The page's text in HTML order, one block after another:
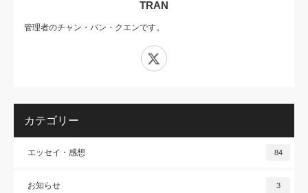
TRAN
管理者のチャン・バン・クエンです。
カテゴリー
エッセイ・感想 84
お知らせ 3